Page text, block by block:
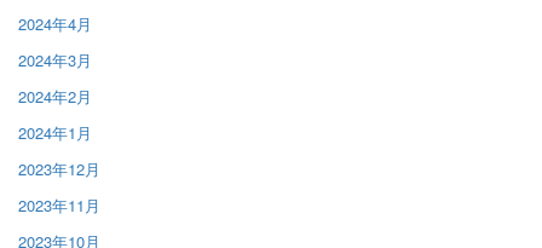
2024年4月
2024年3月
2024年2月
2024年1月
2023年12月
2023年11月
2023年10月